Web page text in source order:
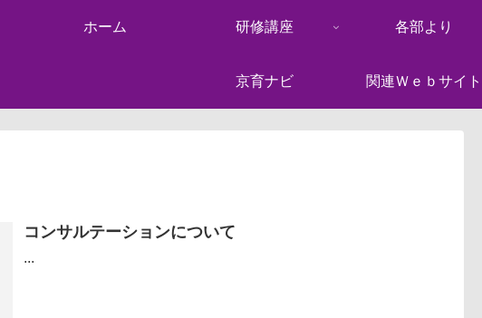
ホーム 研修講座 各部より
京育ナビ 関連Ｗｅｂサイト
コンサルテーションについて
...